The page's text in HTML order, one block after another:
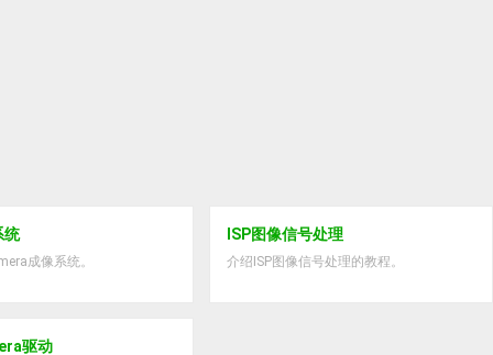
统
成像系统。
ISP图像信号处理
介绍ISP图像信号处理的教程。
驱动